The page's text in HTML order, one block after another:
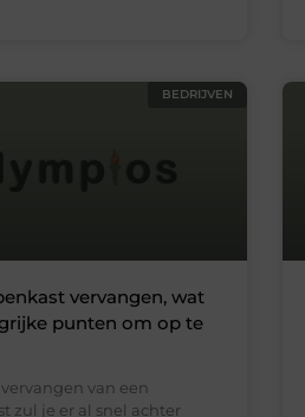
BEDRIJVEN
vervangen, wat
punten om op te
van een
zul je er al snel achter